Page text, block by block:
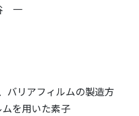
一
バリアフィルムの製造方
を用いた素子